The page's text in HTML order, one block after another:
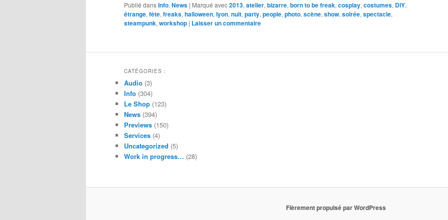
Publié dansInfo, News | Marqué avec2013, atelier, bizarre, born to be freak, cosplay, costumes, DIY,
étrange, fête, freaks, halloween, lyon, nuit, party, people, photo, scène, show, soirée, spectacle,
steampunk, workshop | Laisser un commentaire
CATÉGORIES :
Audio (3)
Info (304)
Le Shop (123)
News (394)
Previews (150)
Services (4)
Uncategorized (5)
Work in progress… (28)
Fièrement propulsé par WordPress